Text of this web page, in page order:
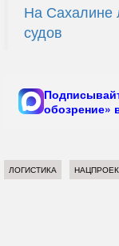
На Сахалине
судов
обозрение»
ЛОГИСТИКА